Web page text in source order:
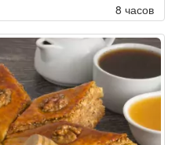
8 часов